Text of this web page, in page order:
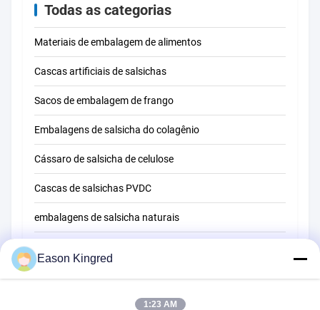
Todas as categorias
Materiais de embalagem de alimentos
Cascas artificiais de salsichas
Sacos de embalagem de frango
Embalagens de salsicha do colagênio
Cássaro de salsicha de celulose
Cascas de salsichas PVDC
embalagens de salsicha naturais
Película de embalagem de alimentos
Eason Kingred
1:23 AM